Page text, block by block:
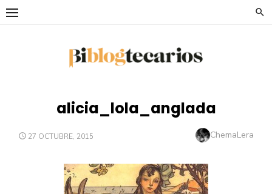
Saltar
alicia_lola_anglada
PUBLICADO
27 OCTUBRE, 2015 Autor
ChemaLera